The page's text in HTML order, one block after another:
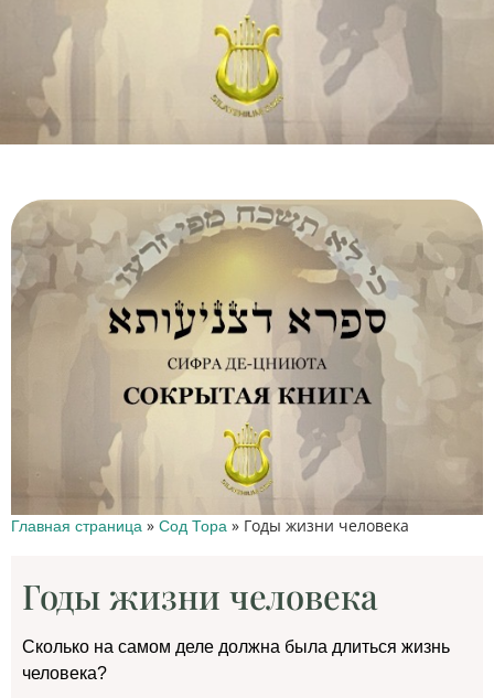
Главная страница » Сод Тора » Годы жизни человека
Годы жизни человека
Сколько на самом деле должна была длиться жизнь
человека?